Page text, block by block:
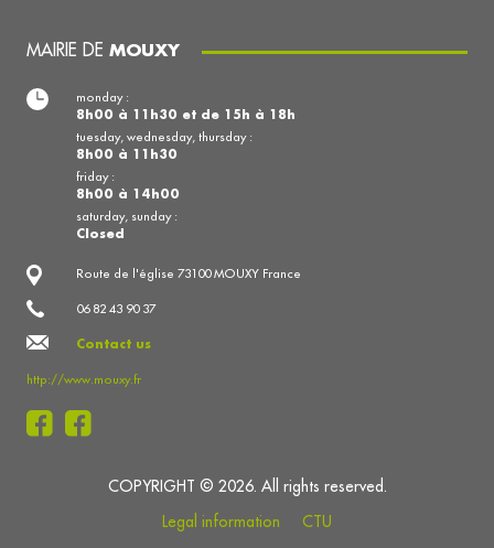
MAIRIE DE MOUXY
Route de l'église 73100 MOUXY France
06 82 43 90 37
Contact us
http://www.mouxy.fr
monday :
8h00 à 11h30 et de 15h à 18h
tuesday, wednesday, thursday :
8h00 à 11h30
friday :
8h00 à 14h00
saturday, sunday :
Closed
COPYRIGHT © 2026. All rights reserved.
Legal information
CTU